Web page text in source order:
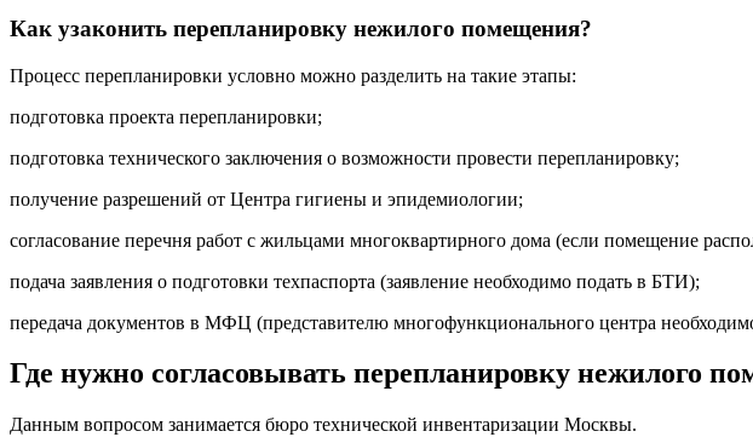
Как узаконить перепланировку нежилого помещения?
Процесс перепланировки условно можно разделить на такие этапы:
подготовка проекта перепланировки;
подготовка технического заключения о возможности провести перепланировку;
получение разрешений от Центра гигиены и эпидемиологии;
согласование перечня работ с жильцами многоквартирного дома (если помещение
подача заявления о подготовки техпаспорта (заявление необходимо подать в БТИ);
передача документов в МФЦ (представителю многофункционального центра
Где нужно согласовывать перепланировку нежилого
Данным вопросом занимается бюро технической инвентаризации Москвы.